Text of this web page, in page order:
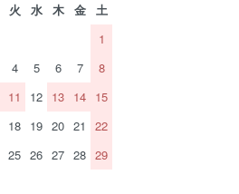
火 水 木 金
土
1
4 5 6 7
8
11 12 13 14 15
18 19 20 21
22
25 26 27 28 29